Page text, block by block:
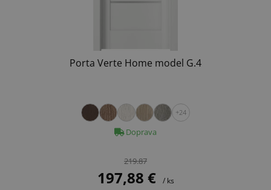
Porta Verte Home model G.4
+24
Doprava
219.87
197,88 € / ks